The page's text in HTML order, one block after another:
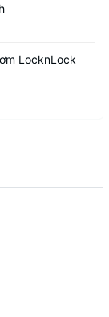
LocknLock